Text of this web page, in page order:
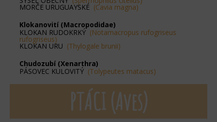
MORČE URUGUAYSKÉ (Cavia magna)
Klokanovití (Macropodidae)
KLOKAN RUDOKRKÝ (Notamacropus rufogriseus
rufogriseus)
KLOKAN URU (Thylogale brunii)
Chudozubí (Xenarthra)
PÁSOVEC KULOVITÝ (Tolypeutes matacus)
PTÁCI (Aves)